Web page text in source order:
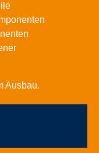
Ausbau.